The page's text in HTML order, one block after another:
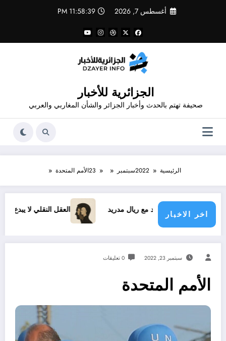
أغسطس 7, 2026 11:58:39 PM
الجزائرية للأخبار
صحيفة تهتم بالحدث وأخبار الجزائر والشأن المغاربي والعربي
الرئيسية 2022سبتمبر 23الأمم المتحدة
اخر الاخبار
الجديد مع ريال مدريد العقل النقلي لا يبدع حتى في
سبتمبر 23, 2022 0 تعليقات
الأمم المتحدة